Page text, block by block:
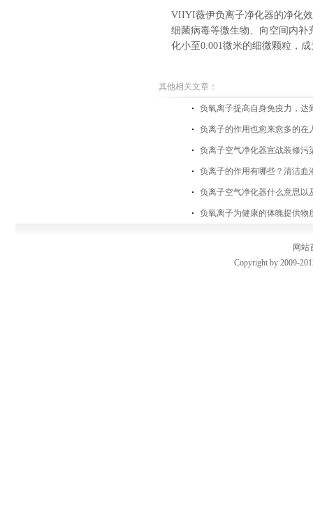
VIIYI薇伊负离子净化器的净化
细菌病毒等微生物、向空间内补
化小至0.001微米的细微颗粒，
其他相关文章：
负氧离子提高自身免疫力，达
负离子的作用也愈来愈多的在
负离子空气净化器宣战装修污
负离子的作用有哪些？清洁血
负离子空气净化器什么意思以
负氧离子为健康的体魄提供物
网站
Copyright by 2009-